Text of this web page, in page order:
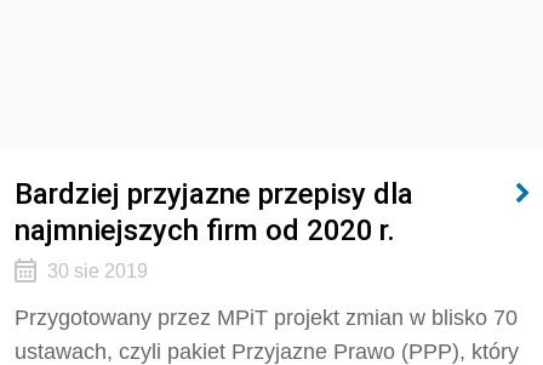
Bardziej przyjazne przepisy dla
najmniejszych firm od 2020 r.
30 sie 2019
Przygotowany przez MPiT projekt zmian w blisko 70
ustawach, czyli pakiet Przyjazne Prawo (PPP), który